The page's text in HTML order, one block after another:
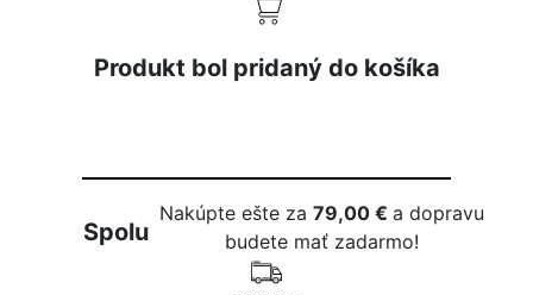
Produkt bol pridaný do košíka
Spolu
Nakúpte ešte za79,00 €a dopravu
budete mať zadarmo!